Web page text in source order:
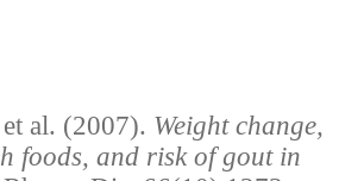
al. (2007). Weight change,
foods, and risk of gout in